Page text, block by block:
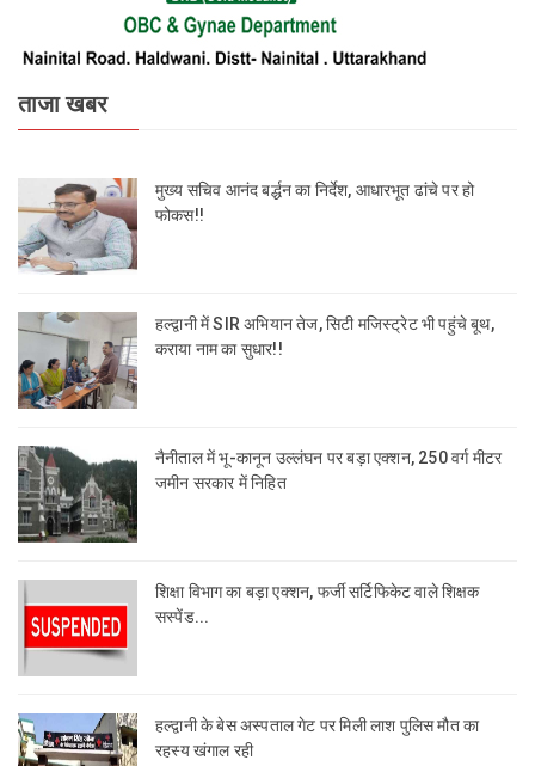
ताजा खबर
मुख्य सचिव आनंद बर्द्धन का निर्देश, आधारभूत ढांचे पर हो
फोकस!!
हल्द्वानी में SIR अभियान तेज, सिटी मजिस्ट्रेट भी पहुंचे बूथ,
कराया नाम का सुधार!!
नैनीताल में भू-कानून उल्लंघन पर बड़ा एक्शन, 250 वर्ग मीटर
जमीन सरकार में निहित
शिक्षा विभाग का बड़ा एक्शन, फर्जी सर्टिफिकेट वाले शिक्षक
सस्पेंड...
हल्द्वानी के बेस अस्पताल गेट पर मिली लाश पुलिस मौत का
रहस्य खंगाल रही